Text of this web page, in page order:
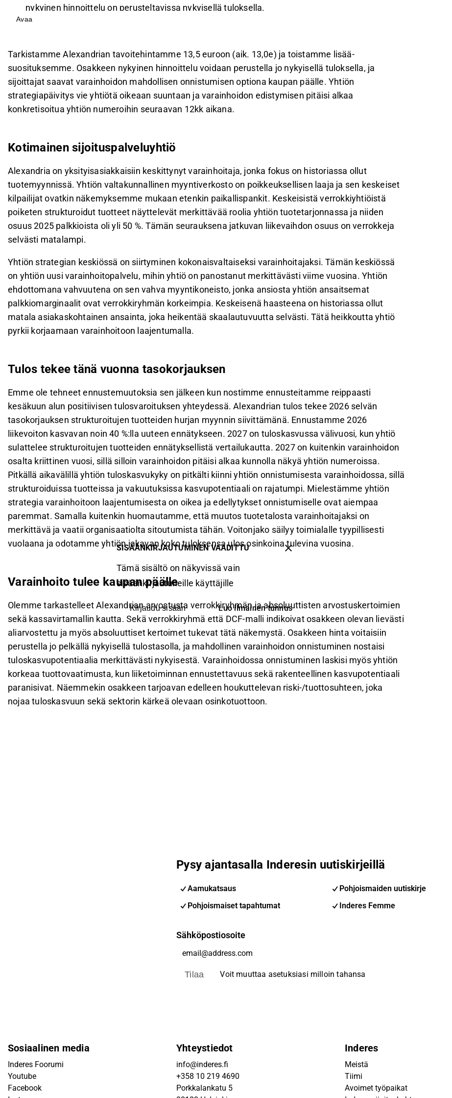
nykyinen hinnoittelu on perusteltavissa nykyisellä tuloksella.
Yhtiön strategia keskittyy siirtymiseen kokonaisvaltaiseksi varainhoitajaksi, mikä parantaa
Vuonna 2026 ennustetaan merkittävää liikevoiton kasvua, mutta 2027 on kriittinen vuosi
varainhoidon näkyvyyden kannalta yhtiön numeroissa.
Osake on lievästi aliarvostettu, ja varainhoidon onnistuminen voisi merkittävästi nostaa
tuloskasvupotentiaalia ja parantaa osakkeen riski-/tuottosuhdetta.
Tämä sisältö on tekoälyn tuottamaa. Anna siihen liittyvää palautetta Inderesin
Avaa
Tarkistamme Alexandrian tavoitehintamme 13,5 euroon (aik. 13,0e) ja toistamme lisää-
suosituksemme. Osakkeen nykyinen hinnoittelu voidaan perustella jo nykyisellä tuloksella, ja
sijoittajat saavat varainhoidon mahdollisen onnistumisen optiona kaupan päälle. Yhtiön
strategiapäivitys vie yhtiötä oikeaan suuntaan ja varainhoidon edistymisen pitäisi alkaa
konkretisoitua yhtiön numeroihin seuraavan 12kk aikana.
Kotimainen sijoituspalveluyhtiö
Alexandria on yksityisasiakkaisiin keskittynyt varainhoitaja, jonka fokus on historiassa ollut
tuotemyynnissä. Yhtiön valtakunnallinen myyntiverkosto on poikkeuksellisen laaja ja sen keskeiset
kilpailijat ovatkin näkemyksemme mukaan etenkin paikallispankit. Keskeisistä verrokkiyhtiöistä
poiketen strukturoidut tuotteet näyttelevät merkittävää roolia yhtiön tuotetarjonnassa ja niiden
osuus 2025 palkkioista oli yli 50 %. Tämän seurauksena jatkuvan liikevaihdon osuus on verrokkeja
selvästi matalampi.
Yhtiön strategian keskiössä on siirtyminen kokonaisvaltaiseksi varainhoitajaksi. Tämän keskiössä
on yhtiön uusi varainhoitopalvelu, mihin yhtiö on panostanut merkittävästi viime vuosina. Yhtiön
ehdottomana vahvuutena on sen vahva myyntikoneisto, jonka ansiosta yhtiön ansaitsemat
palkkiomarginaalit ovat verrokkiryhmän korkeimpia. Keskeisenä haasteena on historiassa ollut
matala asiakaskohtainen ansainta, joka heikentää skaalautuvuutta selvästi. Tätä heikkoutta yhtiö
pyrkii korjaamaan varainhoitoon laajentumalla.
Tulos tekee tänä vuonna tasokorjauksen
Emme ole tehneet ennustemuutoksia sen jälkeen kun nostimme ennusteitamme reippaasti
kesäkuun alun positiivisen tulosvaroituksen yhteydessä. Alexandrian tulos tekee 2026 selvän
tasokorjauksen strukturoitujen tuotteiden hurjan myynnin siivittämänä. Ennustamme 2026
liikevoiton kasvavan noin 40 %:lla uuteen ennätykseen. 2027 on tuloskasvussa välivuosi, kun yhtiö
sulattelee strukturoitujen tuotteiden ennätyksellistä vertailukautta. 2027 on kuitenkin varainhoidon
osalta kriittinen vuosi, sillä silloin varainhoidon pitäisi alkaa kunnolla näkyä yhtiön numeroissa.
Pitkällä aikavälillä yhtiön tuloskasvukyky on pitkälti kiinni yhtiön onnistumisesta varainhoidossa, sillä
strukturoiduissa tuotteissa ja vakuutuksissa kasvupotentiaali on rajatumpi. Mielestämme yhtiön
strategia varainhoitoon laajentumisesta on oikea ja edellytykset onnistumiselle ovat aiempaa
paremmat. Samalla kuitenkin huomautamme, että muutos tuotetalosta varainhoitajaksi on
merkittävä ja vaatii organisaatiolta sitoutumista tähän. Voitonjako säilyy toimialalle tyypillisesti
vuolaana ja odotamme yhtiön jakavan koko tuloksensa ulos osinkoina tulevina vuosina.
Varainhoito tulee kaupan päälle
Olemme tarkastelleet Alexandrian arvostusta verrokkiryhmän ja absoluuttisten arvostuskertoimien
sekä kassavirtamallin kautta. Sekä verrokkiryhmä että DCF-malli indikoivat osakkeen olevan lievästi
aliarvostettu ja myös absoluuttiset kertoimet tukevat tätä näkemystä. Osakkeen hinta voitaisiin
perustella jo pelkällä nykyisellä tulostasolla, ja mahdollinen varainhoidon onnistuminen nostaisi
tuloskasvupotentiaalia merkittävästi nykyisestä. Varainhoidossa onnistuminen laskisi myös yhtiön
korkeaa tuottovaatimusta, kun liiketoiminnan ennustettavuus sekä rakenteellinen kasvupotentiaali
paranisivat. Näemmekin osakkeen tarjoavan edelleen houkuttelevan riski-/tuottosuhteen, joka
nojaa tuloskasvuun sekä sektorin kärkeä olevaan osinkotuottoon.
SISÄÄNKIRJAUTUMINEN VAADITTU
Tämä sisältö on näkyvissä vain
sisäänkirjautuneille käyttäjille
Kirjaudu sisään Luo ilmainen tunnus
Pysy ajantasalla Inderesin uutiskirjeillä
Aamukatsaus
Pohjoismaiden uutiskirje
Pohjoismaiset tapahtumat
Inderes Femme
Sähköpostiosoite
Tilaa Voit muuttaa asetuksiasi milloin tahansa
Sosiaalinen media
Inderes Foorumi
Youtube
Facebook
Yhteystiedot
info@inderes.fi
+358 10 219 4690
Porkkalankatu 5
Inderes
Meistä
Tiimi
Avoimet työpaikat